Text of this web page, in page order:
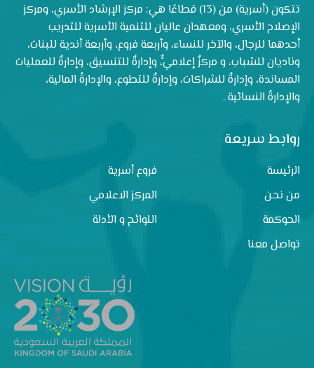
تتكون (أسرية) من (13) قطاعًا هي: مركز الإرشاد الأسري، ومركز
الإصلاح الأسري، ومعهدان عاليان للتنمية الأسرية للتدريب
أحدهما للرجال، والآخر للنساء، وأربعة فروع، وأربعة أندية للبنات،
وناديان للشباب، و مركزٌ إعلاميٌّ، وإدارةٌ للتنسيق، وإدارةٌ للعمليات
المساندة، وإدارةٌ للشراكات، وإدارةٌ للتطوع، والإدارةُ المالية،
والإدارةُ النسائية .
روابط سريعة
الرئيسة
فروع أسرية
من نحن
المركز الاعلامي
الحوكمة
اللوائح و الأدلة
تواصل معنا